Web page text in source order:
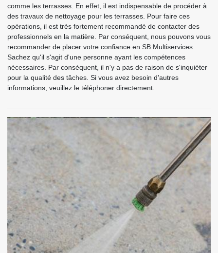
comme les terrasses. En effet, il est indispensable de procéder à
des travaux de nettoyage pour les terrasses. Pour faire ces
opérations, il est très fortement recommandé de contacter des
professionnels en la matière. Par conséquent, nous pouvons vous
recommander de placer votre confiance en SB Multiservices.
Sachez qu'il s'agit d'une personne ayant les compétences
nécessaires. Par conséquent, il n'y a pas de raison de s'inquiéter
pour la qualité des tâches. Si vous avez besoin d'autres
informations, veuillez le téléphoner directement.